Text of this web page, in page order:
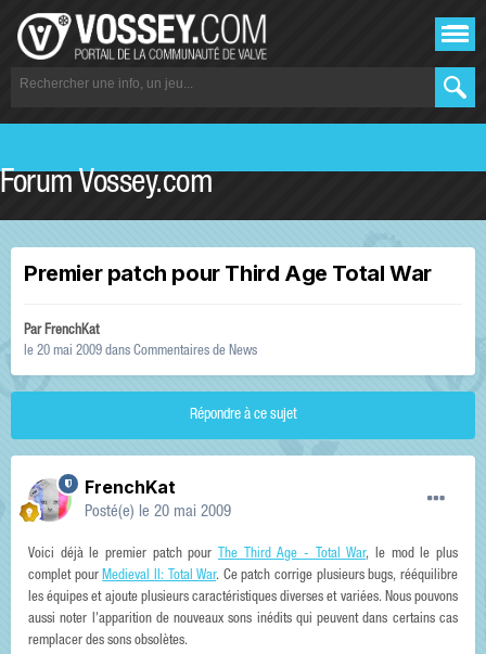
Forum Vossey.com
Premier patch pour Third Age Total War
ParFrenchKat
le 20 mai 2009 dans Commentaires de News
Répondre à ce sujet
FrenchKat
Posté(e) le 20 mai 2009
Voici déjà le premier patch pour The Third Age - Total War, le mod le plus
complet pourMedieval II: Total War. Ce patch corrige plusieurs bugs, rééquilibre
les équipes et ajoute plusieurs caractéristiques diverses et variées. Nous pouvons
aussi noter l'apparition de nouveaux sons inédits qui peuvent dans certains cas
remplacer des sons obsolètes.